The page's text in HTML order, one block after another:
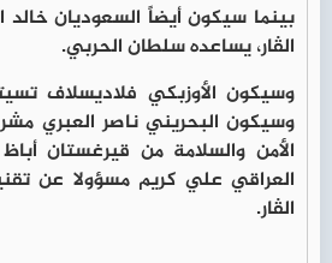
بينما سيكون أيضاً السعوديان
الڤار، يساعده سلطان الحربي.
وسيكون الأوزبكي فلاديسلاف
وسيكون البحريني ناصر العبري
الأمن والسلامة من قيرغستان
العراقي علي كريم مسؤولا عن
الڤار.